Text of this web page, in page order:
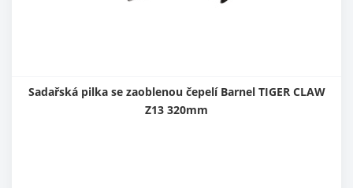
Sadařská pilka se zaoblenou čepelí Barnel TIGER CLAW
Z13 320mm